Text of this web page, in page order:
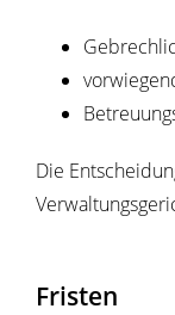
Die
Fristen